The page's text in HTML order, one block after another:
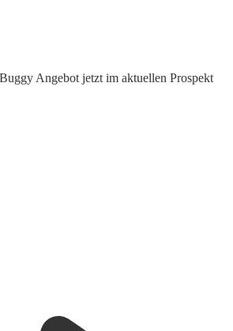
Angebot jetzt im aktuellen Prospekt